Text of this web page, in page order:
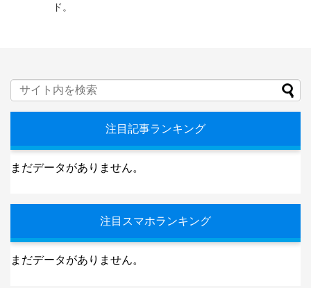
ド。
注目記事ランキング
まだデータがありません。
注目スマホランキング
まだデータがありません。